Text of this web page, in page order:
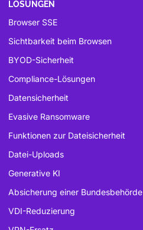
LÖSUNGEN
Browser SSE
Sichtbarkeit beim Browsen
BYOD-Sicherheit
Compliance-Lösungen
Datensicherheit
Evasive Ransomware
Funktionen zur Dateisicherheit
Datei-Uploads
Generative KI
Absicherung einer Bundesbehörde
VDI-Reduzierung